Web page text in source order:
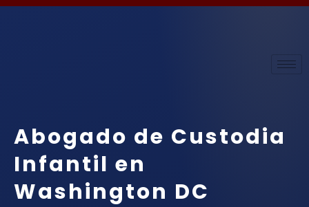
Abogado de Custodia
Infantil en
Washington DC